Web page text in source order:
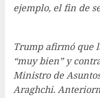
ejemplo, el fin de
Trump afirmó que
“muy bien” y
Ministro de
Araghchi.